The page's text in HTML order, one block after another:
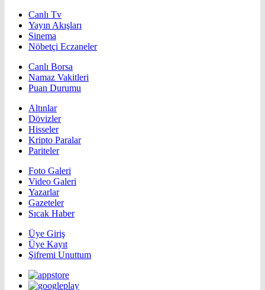
Canlı Tv
Yayın Akışları
Sinema
Nöbetçi Eczaneler
Canlı Borsa
Namaz Vakitleri
Puan Durumu
Altınlar
Dövizler
Hisseler
Kripto Paralar
Pariteler
Foto Galeri
Video Galeri
Yazarlar
Gazeteler
Sıcak Haber
Üye Giriş
Üye Kayıt
Şifremi Unuttum